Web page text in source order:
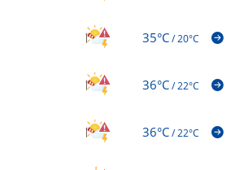
35°C/20°C
36°C/22°C
36°C/22°C